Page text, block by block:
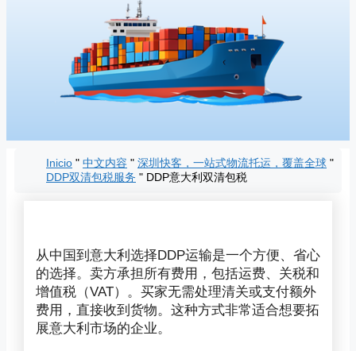
Inicio " 中文内容 " 深圳快客，一站式物流托运，覆盖全球 "
DDP双清包税服务 " DDP意大利双清包税
从中国到意大利选择DDP运输是一个方便、省心
的选择。卖方承担所有费用，包括运费、关税和
增值税（VAT）。买家无需处理清关或支付额外
费用，直接收到货物。这种方式非常适合想要拓
展意大利市场的企业。